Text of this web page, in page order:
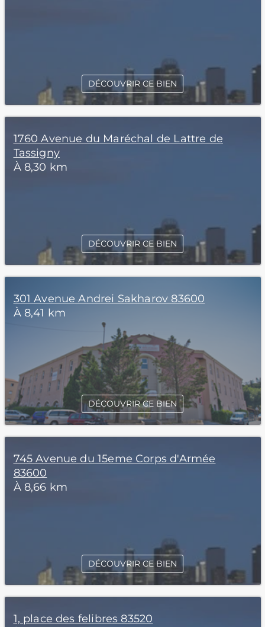
DÉCOUVRIR CE BIEN
1760 Avenue du Maréchal de Lattre de
Tassigny
À 8,30 km
DÉCOUVRIR CE BIEN
301 Avenue Andrei Sakharov 83600
À 8,41 km
DÉCOUVRIR CE BIEN
745 Avenue du 15eme Corps d'Armée
83600
À 8,66 km
DÉCOUVRIR CE BIEN
1, place des felibres 83520